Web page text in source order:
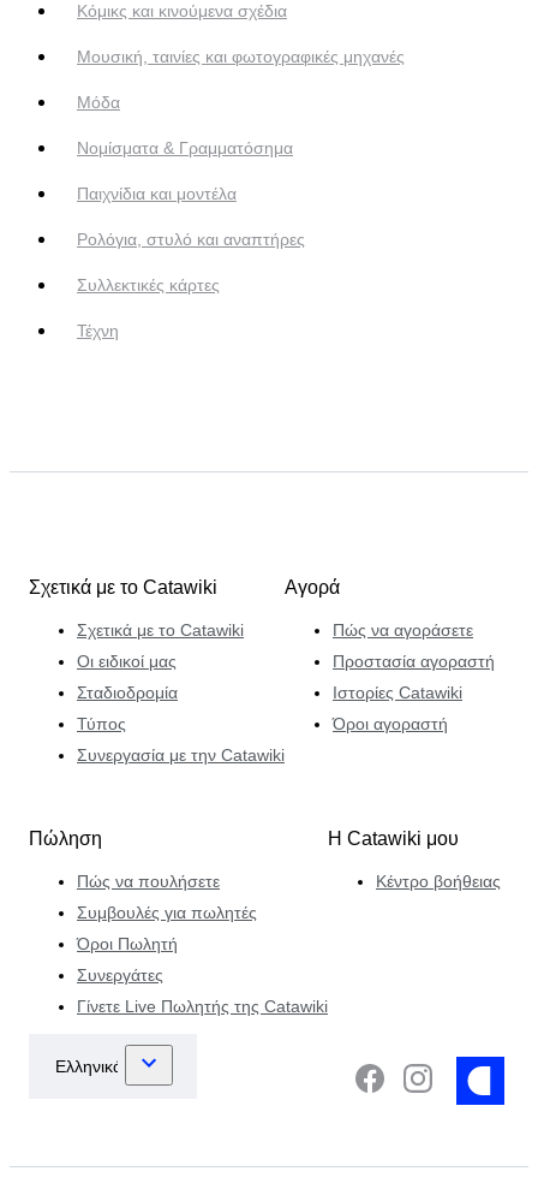
Κόμικς και κινούμενα σχέδια
Μουσική, ταινίες και φωτογραφικές μηχανές
Μόδα
Νομίσματα & Γραμματόσημα
Παιχνίδια και μοντέλα
Ρολόγια, στυλό και αναπτήρες
Συλλεκτικές κάρτες
Τέχνη
Σχετικά με το Catawiki
Σχετικά με το Catawiki
Οι ειδικοί μας
Σταδιοδρομία
Τύπος
Συνεργασία με την Catawiki
Αγορά
Πώς να αγοράσετε
Προστασία αγοραστή
Ιστορίες Catawiki
Όροι αγοραστή
Πώληση
Πώς να πουλήσετε
Συμβουλές για πωλητές
Όροι Πωλητή
Συνεργάτες
Γίνετε Live Πωλητής της Catawiki
Η Catawiki μου
Κέντρο βοήθειας